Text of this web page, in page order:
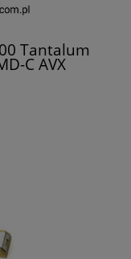
Tantalum
C AVX